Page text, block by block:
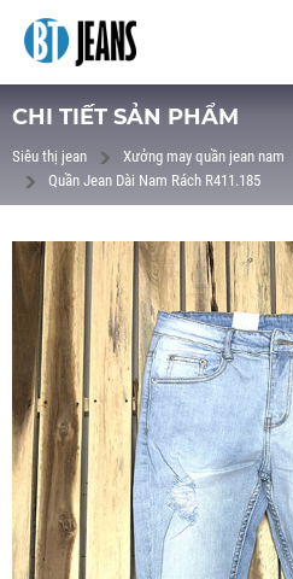
CHI TIẾT SẢN PHẨM
Siêu thị jean Xưởng may quần jean nam
Quần Jean Dài Nam Rách R411.185